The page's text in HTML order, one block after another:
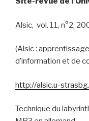
Alsic, vol. 11, n°2,
(Alsic :
d’information et de
http://alsic.u-
Technique du